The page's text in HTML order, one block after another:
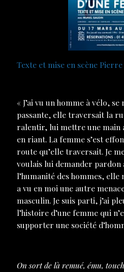
Texte et mise en scène
« J’ai vu un homme à vélo,
passante, elle traversait la
ralentir, lui mettre une main
en riant. La femme s’est
route qu’elle traversait. Je
voulais lui demander pardon
l’humanité des hommes, elle
a vu en moi une autre
masculin. Je suis parti, j’ai
l’histoire d’une femme qui
supporter une société
On sort de là remué, ému,